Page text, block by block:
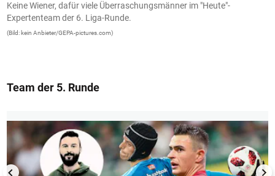
Keine Wiener, dafür viele Überraschungsmänner im "Heute"-
Expertenteam der 6. Liga-Runde.
(Bild: kein Anbieter/GEPA-pictures.com)
Team der 5. Runde
1/13